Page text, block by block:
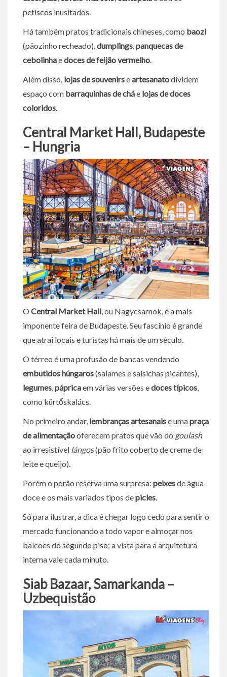
petiscos inusitados.
Há também pratos tradicionais chineses, como baozi
(pãozinho recheado),dumplings,panquecas de
cebolinhaedoces de feijão vermelho.
Além disso, lojas de souvenirseartesanatodividem
espaço com barraquinhas de cháe lojas de doces
coloridos.
Central Market Hall, Budapeste
– Hungria
O Central Market Hall, ou Nagycsarnok, é a mais
imponente feira de Budapeste. Seu fascínio é grande
que atrai locais e turistas há mais de um século.
O térreo é uma profusão de bancas vendendo
embutidos húngaros(salames e salsichas picantes),
legumes,pápricaem várias versões edoces típicos,
como kürtőskalács.
No primeiro andar, lembranças artesanaise umapraça
de alimentaçãooferecem pratos que vão do goulash
ao irresistível lángos(pão frito coberto de creme de
leite e queijo).
Porém o porão reserva uma surpresa: peixesde água
doce e os mais variados tipos depicles.
Só para ilustrar, a dica é chegar logo cedo para sentir o
mercado funcionando a todo vapor e almoçar nos
balcões do segundo piso; a vista para a arquitetura
interna vale cada minuto.
Siab Bazaar, Samarkanda –
Uzbequistão